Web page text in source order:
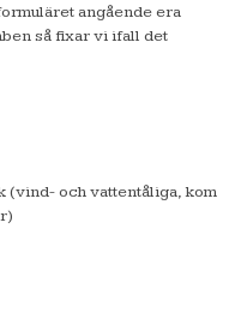
angående era
så fixar vi ifall det
(vind- och vattentåliga, kom